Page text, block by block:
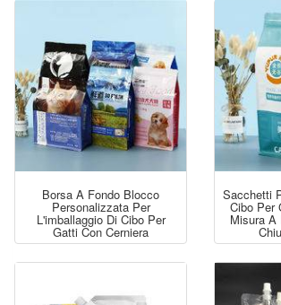
Borsa A Fondo Blocco
Personalizzata Per
L'imballaggio Di Cibo Per
Gatti Con Cerniera
Sacchetti
Cibo Per
Misura A